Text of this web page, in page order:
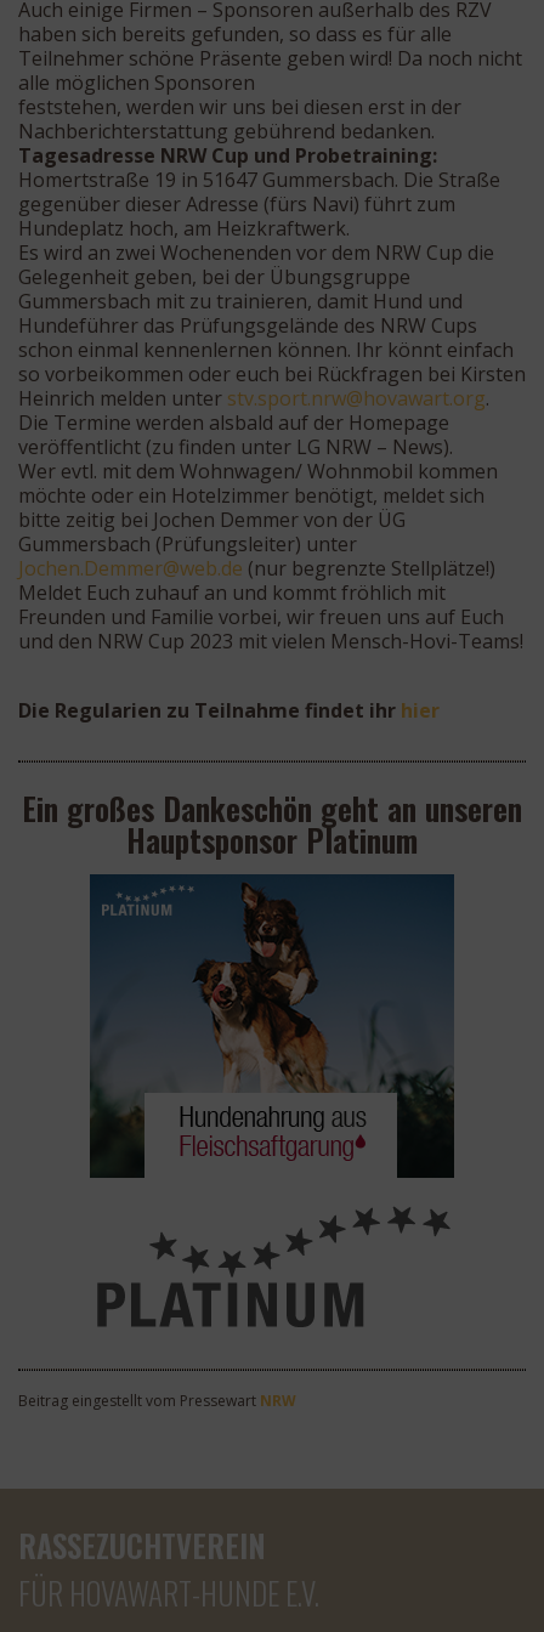
Auch einige Firmen – Sponsoren außerhalb des RZV
haben sich bereits gefunden, so dass es für alle
Teilnehmer schöne Präsente geben wird! Da noch nicht
alle möglichen Sponsoren
feststehen, werden wir uns bei diesen erst in der
Nachberichterstattung gebührend bedanken.
Tagesadresse NRW Cup und Probetraining:
Homertstraße 19 in 51647 Gummersbach. Die Straße
gegenüber dieser Adresse (fürs Navi) führt zum
Hundeplatz hoch, am Heizkraftwerk.
Es wird an zwei Wochenenden vor dem NRW Cup die
Gelegenheit geben, bei der Übungsgruppe
Gummersbach mit zu trainieren, damit Hund und
Hundeführer das Prüfungsgelände des NRW Cups
schon einmal kennenlernen können. Ihr könnt einfach
so vorbeikommen oder euch bei Rückfragen bei Kirsten
Heinrich melden unter
gro.t
rawav
oh@wr
n.tro
ps.vt
s
.
Die Termine werden alsbald auf der Homepage
veröffentlicht (zu finden unter LG NRW – News).
Wer evtl. mit dem Wohnwagen/ Wohnmobil kommen
möchte oder ein Hotelzimmer benötigt, meldet sich
bitte zeitig bei Jochen Demmer von der ÜG
Gummersbach (Prüfungsleiter) unter
ed.be
w@rem
meD.n
ehcoJ
(nur begrenzte Stellplätze!)
Meldet Euch zuhauf an und kommt fröhlich mit
Freunden und Familie vorbei, wir freuen uns auf Euch
und den NRW Cup 2023 mit vielen Mensch-Hovi-Teams!
Die Regularien zu Teilnahme findet ihr hier
Ein großes Dankeschön geht an unseren
Hauptsponsor Platinum
Beitrag eingestellt vom Pressewart NRW
RASSEZUCHTVEREIN
FÜR HOVAWART-HUNDE E.V.